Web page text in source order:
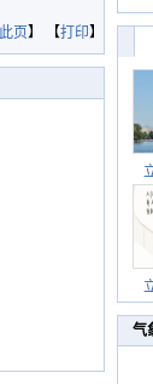
页】 【打印】
气